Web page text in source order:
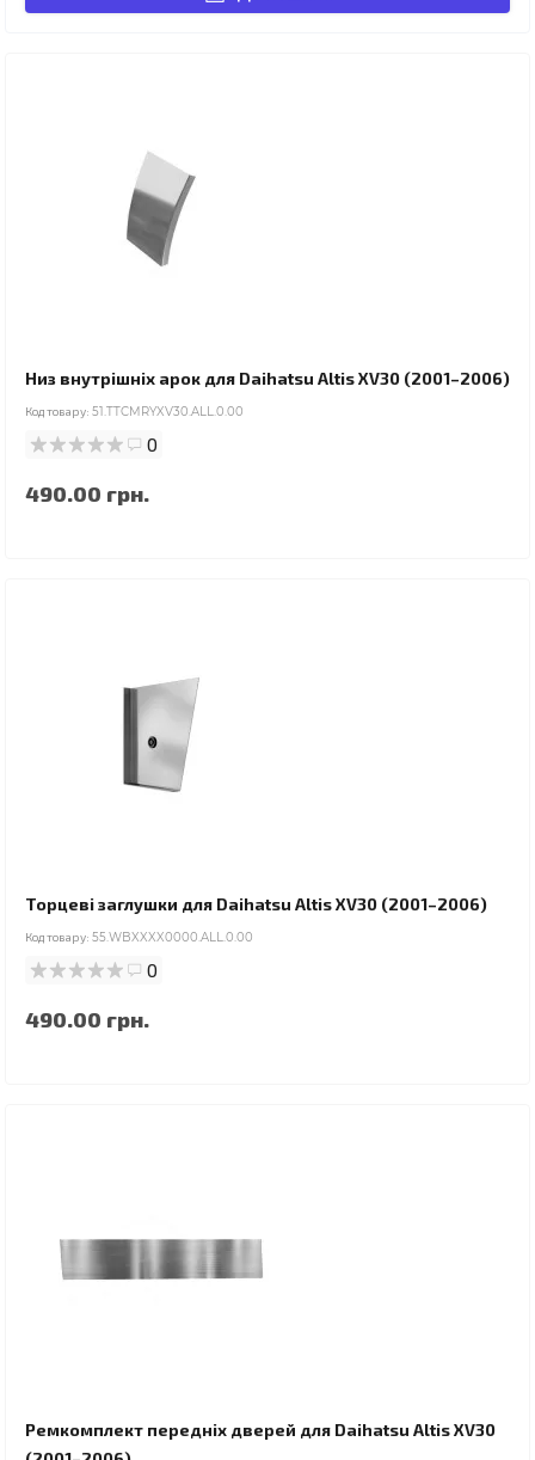
Низ внутрішніх арок для Daihatsu Altis XV30 (2001–2006)
Код товару: 51.TTCMRYXV30.ALL.0.00
0
490.00 грн.
Торцеві заглушки для Daihatsu Altis XV30 (2001–2006)
Код товару: 55.WBXXXX0000.ALL.0.00
0
490.00 грн.
Ремкомплект передніх дверей для Daihatsu Altis XV30